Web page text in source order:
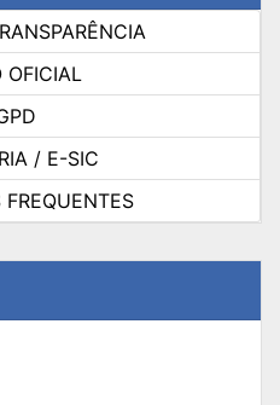
OFICIAL
/ E-SIC
FREQUENTES